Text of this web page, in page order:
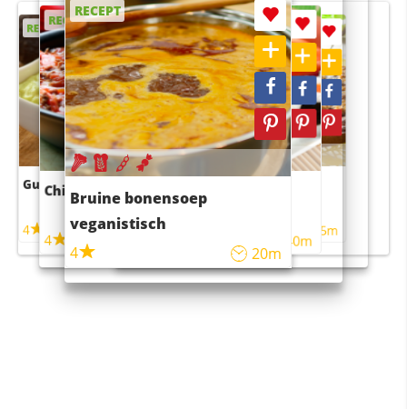
RECEPT
Guacamole
4
RECEPT
Chili con carne
4 45m
RECEPT
Bruine bonensoep
veganistisch
4
20m
RECEPT
Sushi rijstsalade
maaltijdsalade
40m
RECEPT
4 55m